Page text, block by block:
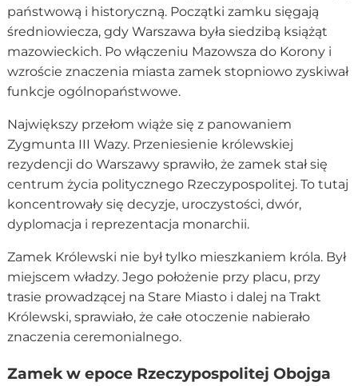
państwową i historyczną. Początki zamku sięgają
średniowiecza, gdy Warszawa była siedzibą książąt
mazowieckich. Po włączeniu Mazowsza do Korony i
wzroście znaczenia miasta zamek stopniowo zyskiwał
funkcje ogólnopaństwowe.
Największy przełom wiąże się z panowaniem
Zygmunta III Wazy. Przeniesienie królewskiej
rezydencji do Warszawy sprawiło, że zamek stał się
centrum życia politycznego Rzeczypospolitej. To tutaj
koncentrowały się decyzje, uroczystości, dwór,
dyplomacja i reprezentacja monarchii.
Zamek Królewski nie był tylko mieszkaniem króla. Był
miejscem władzy. Jego położenie przy placu, przy
trasie prowadzącej na Stare Miasto i dalej na Trakt
Królewski, sprawiało, że całe otoczenie nabierało
znaczenia ceremonialnego.
Zamek w epoce Rzeczypospolitej Obojga